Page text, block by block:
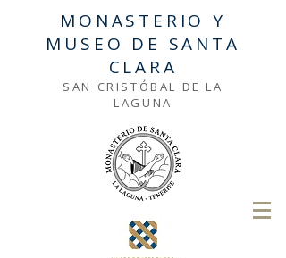
MONASTERIO Y
MUSEO DE SANTA
CLARA
SAN CRISTÓBAL DE LA
LAGUNA